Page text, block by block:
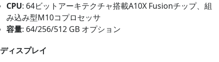
CPU: 64ビットアーキテクチャ搭載A10X Fusionチップ、組
み込み型M10コプロセッサ
容量: 64/256/512 GB オプション
ディスプレイ